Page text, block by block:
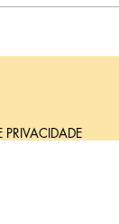
PRIVACIDADE